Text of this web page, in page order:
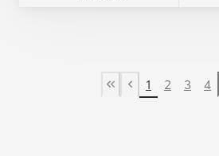
First Page
Previous page
1 2 3 4